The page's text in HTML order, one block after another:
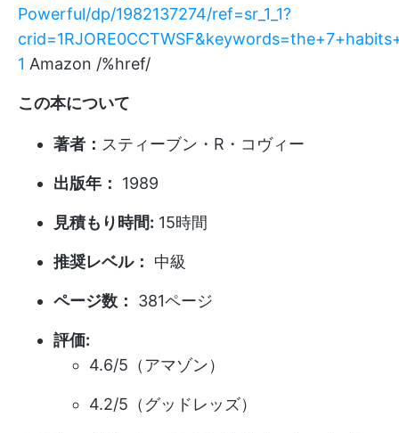
Powerful/dp/1982137274/ref=sr_1_1?
1 Amazon /%href/
この本について
著者： スティーブン・R・コヴィー
出版年： 1989
見積もり時間: 15時間
推奨レベル： 中級
ページ数： 381ページ
評価:
4.6/5（アマゾン）
4.2/5（グッドレッズ）